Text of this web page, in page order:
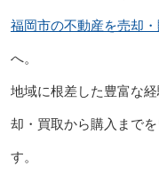
福岡市の不動産を売却
へ。
地域に根差した豊富な
却・買取から購入まで
す。